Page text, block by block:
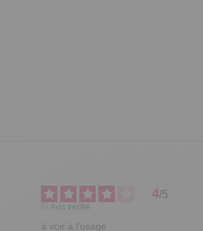
4/5
Avis vérifié
à voir à l'usage